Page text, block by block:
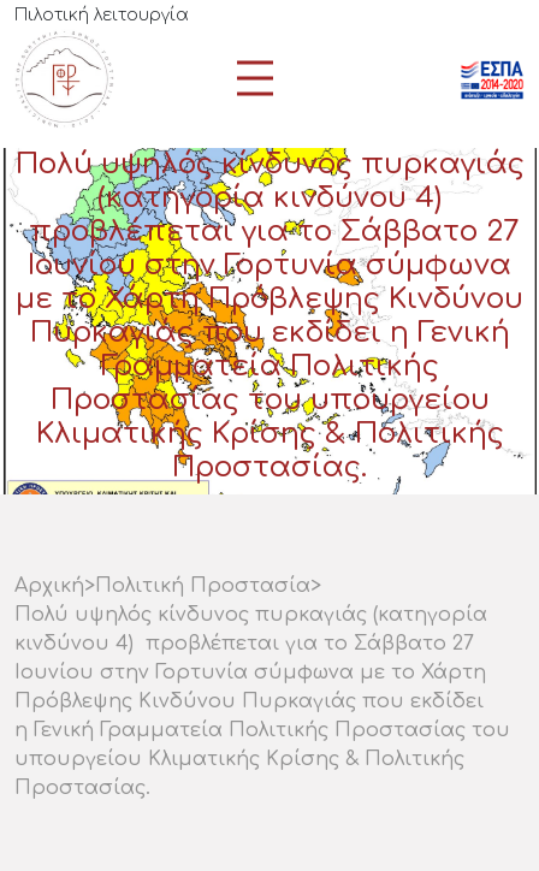
Πιλοτική λειτουργία
Πολύ υψηλός κίνδυνος πυρκαγιάς
(κατηγορία κινδύνου 4)
προβλέπεται για το Σάββατο 27
Ιουνίου στην Γορτυνία σύμφωνα
με το Χάρτη Πρόβλεψης Κινδύνου
Πυρκαγιάς που εκδίδει η Γενική
Γραμματεία Πολιτικής
Προστασίας του υπουργείου
Κλιματικής Κρίσης & Πολιτικής
Προστασίας.
Αρχική>Πολιτική Προστασία>
Πολύ υψηλός κίνδυνος πυρκαγιάς (κατηγορία
κινδύνου 4) προβλέπεται για το Σάββατο 27
Ιουνίου στην Γορτυνία σύμφωνα με το Χάρτη
Πρόβλεψης Κινδύνου Πυρκαγιάς που εκδίδει
η Γενική Γραμματεία Πολιτικής Προστασίας του
υπουργείου Κλιματικής Κρίσης & Πολιτικής
Προστασίας.